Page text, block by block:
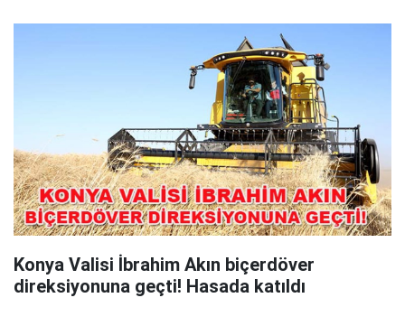
Konya Valisi İbrahim Akın biçerdöver
direksiyonuna geçti! Hasada katıldı